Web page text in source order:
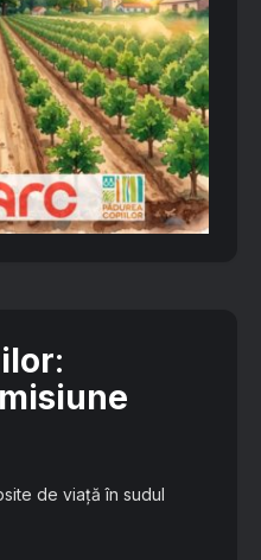
:
de viață în sudul